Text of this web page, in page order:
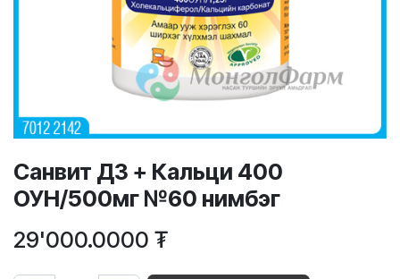
Санвит Д3 + Кальци 400
ОУН/500мг №60 нимбэг
29'000.0000 ₮